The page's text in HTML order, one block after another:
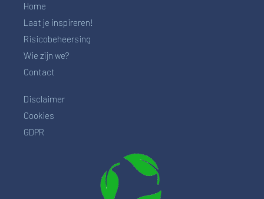
Home
Laat je inspireren!
Risicobeheersing
Wie zijn we?
Contact
Disclaimer
Cookies
GDPR